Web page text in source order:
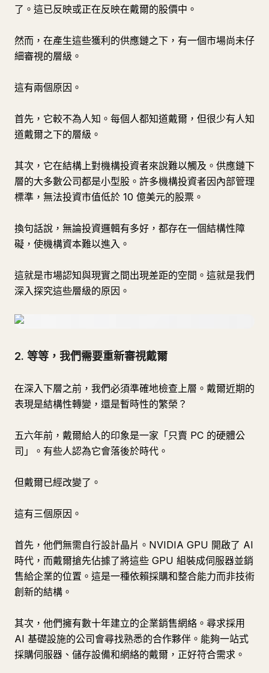
了。這已反映或正在反映在戴爾的股價中。
然而，在產生這些獲利的供應鏈之下，有一個市場尚未仔
細審視的層級。
這有兩個原因。
首先，它較不為人知。每個人都知道戴爾，但很少有人知
道戴爾之下的層級。
其次，它在結構上對機構投資者來說難以觸及。供應鏈下
層的大多數公司都是小型股。許多機構投資者因內部管理
標準，無法投資市值低於 10 億美元的股票。
換句話說，無論投資邏輯有多好，都存在一個結構性障
礙，使機構資本難以進入。
這就是市場認知與現實之間出現差距的空間。這就是我們
深入探究這些層級的原因。
2. 等等，我們需要重新審視戴爾
在深入下層之前，我們必須準確地檢查上層。戴爾近期的
表現是結構性轉變，還是暫時性的繁榮？
五六年前，戴爾給人的印象是一家「只賣 PC 的硬體公
司」。有些人認為它會落後於時代。
但戴爾已經改變了。
這有三個原因。
首先，他們無需自行設計晶片。NVIDIA GPU 開啟了 AI
時代，而戴爾搶先佔據了將這些 GPU 組裝成伺服器並銷
售給企業的位置。這是一種依賴採購和整合能力而非技術
創新的結構。
其次，他們擁有數十年建立的企業銷售網絡。尋求採用
AI 基礎設施的公司會尋找熟悉的合作夥伴。能夠一站式
採購伺服器、儲存設備和網絡的戴爾，正好符合需求。